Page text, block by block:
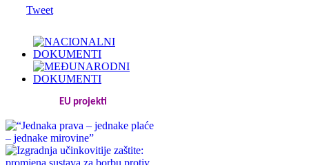
Tweet
EU projekti